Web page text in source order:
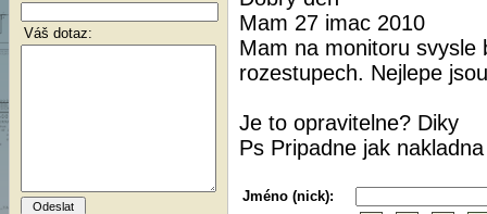
Váš dotaz:
Mam 27 imac 2010
Mam na monitoru svysle
rozestupech. Nejlepe
Je to opravitelne? Diky
Ps Pripadne jak
Jméno (nick):